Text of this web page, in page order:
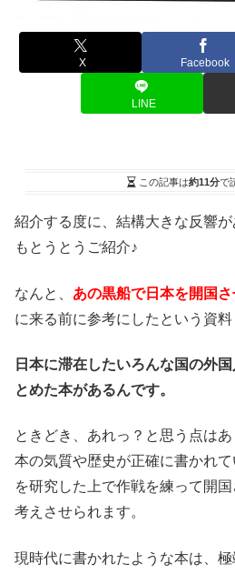
X Facebook
LINE
この記事は約11分で
紹介する度に、結構大きな反響
もとうとうご紹介♪
なんと、 あの黒船で日本を開国
に来る前に参考にしたという資料
日本に滞在したいろんな国の外
とめた本があるんです。
ときどき、あれっ？と思う点は
本の気質や歴史が正確に書かれ
を研究した上で作戦を練って開
考えさせられます。
現時代に書かれたような本は、